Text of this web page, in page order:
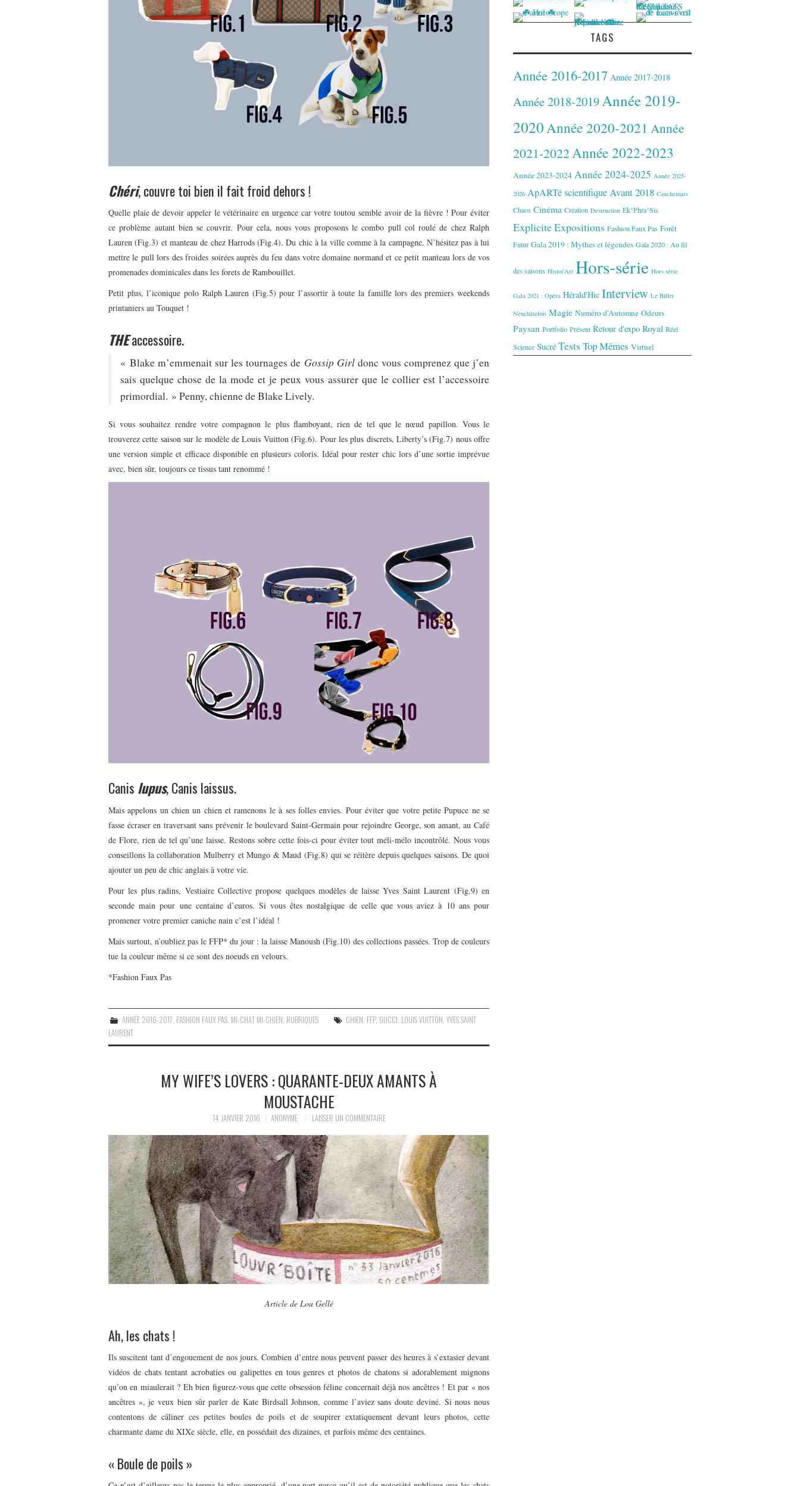
Chéri, couvre toi bien il fait froid dehors !
Quelle plaie de devoir appeler le vétérinaire en urgence car votre toutou semble avoir de la fièvre ! Pour éviter
ce problème autant bien se couvrir. Pour cela, nous vous proposons le combo pull col roulé de chez Ralph
Lauren (Fig.3) et manteau de chez Harrods (Fig.4). Du chic à la ville comme à la campagne. N’hésitez pas à lui
mettre le pull lors des froides soirées auprès du feu dans votre domaine normand et ce petit manteau lors de vos
promenades dominicales dans les forets de Rambouillet.
Petit plus, l’iconique polo Ralph Lauren (Fig.5) pour l’assortir à toute la famille lors des premiers weekends
printaniers au Touquet !
THEaccessoire.
« Blake m’emmenait sur les tournages de Gossip Girldonc vous comprenez que j’en
sais quelque chose de la mode et je peux vous assurer que le collier est l’accessoire
primordial. » Penny, chienne de Blake Lively.
Si vous souhaitez rendre votre compagnon le plus flamboyant, rien de tel que le nœud papillon. Vous le
trouverez cette saison sur le modèle de Louis Vuitton (Fig.6). Pour les plus discrets, Liberty’s (Fig.7) nous offre
une version simple et efficace disponible en plusieurs coloris. Idéal pour rester chic lors d’une sortie imprévue
avec, bien sûr, toujours ce tissus tant renommé !
Canis lupus, Canis laissus.
Mais appelons un chien un chien et ramenons le à ses folles envies. Pour éviter que votre petite Pupuce ne se
fasse écraser en traversant sans prévenir le boulevard Saint-Germain pour rejoindre George, son amant, au Café
de Flore, rien de tel qu’une laisse. Restons sobre cette fois-ci pour éviter tout méli-mélo incontrôlé. Nous vous
conseillons la collaboration Mulberry et Mungo & Maud (Fig.8) qui se réitère depuis quelques saisons. De quoi
ajouter un peu de chic anglais à votre vie.
Pour les plus radins, Vestiaire Collective propose quelques modèles de laisse Yves Saint Laurent (Fig.9) en
seconde main pour une centaine d’euros. Si vous êtes nostalgique de celle que vous aviez à 10 ans pour
promener votre premier caniche nain c’est l’idéal !
Mais surtout, n’oubliez pas le FFP* du jour : la laisse Manoush (Fig.10) des collections passées. Trop de couleurs
tue la couleur même si ce sont des noeuds en velours.
*Fashion Faux Pas
ANNÉE 2016-2017 FASHION FAUX PAS MI-CHAT MI-CHIEN RUBRIQUES CHIEN FFP, GUCCI LOUIS VUITTON ,YVES SAINT
LAURENT
MY WIFE’S LOVERS : QUARANTE-DEUX AMANTS À
MOUSTACHE
14 JANVIER 2016 ANONYME LAISSER UN COMMENTAIRE
Article de Lou Gellé
Ah, les chats !
Ils suscitent tant d’engouement de nos jours. Combien d’entre nous peuvent passer des heures à s’extasier devant
vidéos de chats tentant acrobaties ou galipettes en tous genres et photos de chatons si adorablement mignons
qu’on en miaulerait ? Eh bien figurez-vous que cette obsession féline concernait déjà nos ancêtres ! Et par « nos
ancêtres », je veux bien sûr parler de Kate Birdsall Johnson, comme l’aviez sans doute deviné. Si nous nous
contentons de câliner ces petites boules de poils et de soupirer extatiquement devant leurs photos, cette
charmante dame du XIXe siècle, elle, en possédait des dizaines, et parfois même des centaines.
« Boule de poils »
TAGS
Année 2016-2017 Année 2017-2018
Année 2018-2019Année 2019-
2020Année 2020-2021 Année
2021-2022Année 2022-2023
Année 2023-2024 Année 2024-2025 Année 2025-
2026 ApARTé scientifiqueAvant 2018 Cauchemars
Chaos Cinéma Création Destruction Ek°Phra°Sis
ExpliciteExpositions Fashion Faux Pas Forêt
Futur Gala 2019 : Mythes et légendes Gala 2020 : Au fil
des saisons Histoi'Art Hors-série Hors série
Gala 2021 : Opéra Hérald'Hic Interview Le Billet
Neuchâtelois Magie Numéro d'Automne Odeurs
Paysan Portfolio Présent Retour d'expo Royal Réel
Science Sucré Tests Top Mêmes Virtuel